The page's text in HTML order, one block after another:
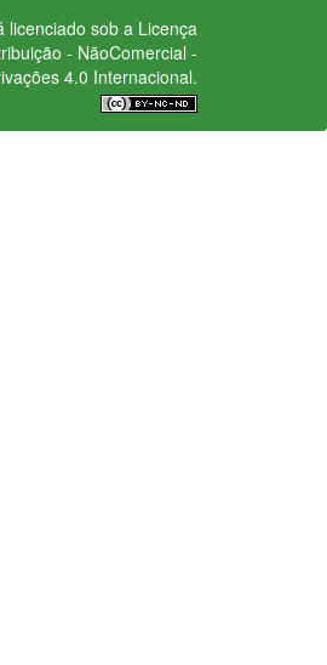
sob a Licença
- NãoComercial -
4.0 Internacional.